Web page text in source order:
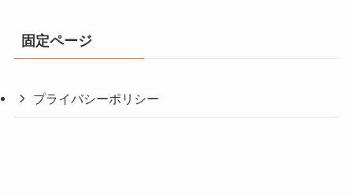
イ
ブ
固定ページ
プライバシーポリシー